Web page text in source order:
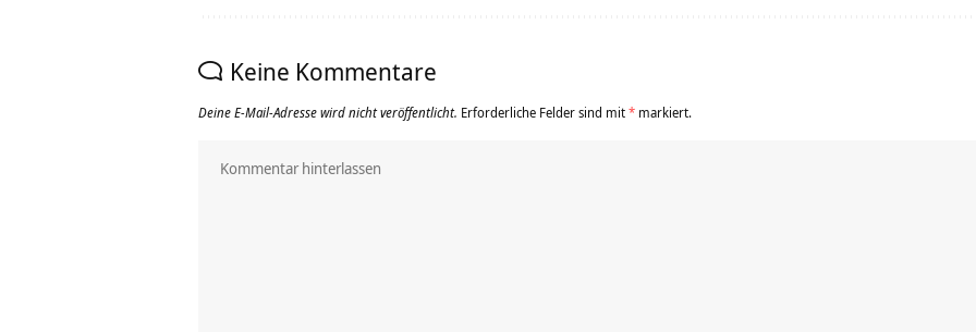
Keine Kommentare
Deine E-Mail-Adresse wird nicht veröffentlicht. Erforderliche Felder sind mit* markiert.